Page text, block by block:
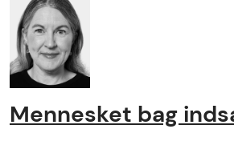
Mennesket bag